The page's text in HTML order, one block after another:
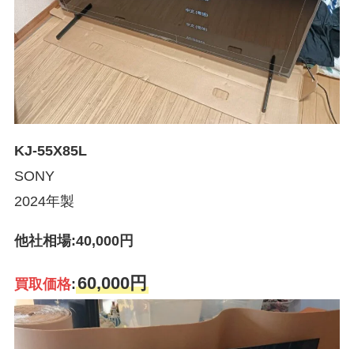
KJ-55X85L
SONY
2024年製
他社相場:40,000円
買取価格:60,000円